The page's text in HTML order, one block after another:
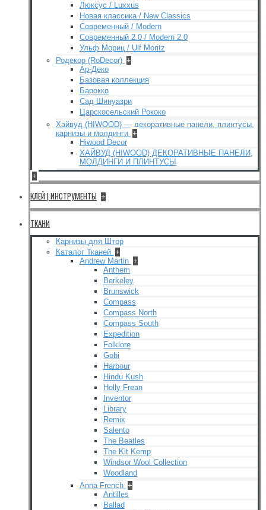
Люксус / Luxxus
Новая классика / New Classics
Современный / Modern
Современный 2.0 / Modern 2.0
Ульф Мориц / Ulf Moritz
Родекор (RoDecor) +
Ар-Деко
Базовая коллекция
Барокко
Сад Шинуазри
Царскосельский Рококо
Хайвуд (HIWOOD) — декоративные панели, плинтусы,
карнизы и молдинги +
Hiwood Decor
ХАЙВУД (HIWOOD) ДЕКОРАТИВНЫЕ ПАНЕЛИ,
МОЛДИНГИ И ПЛИНТУСЫ
+
КЛЕЙ | ИНСТРУМЕНТЫ +
ТКАНИ
Карнизы для Штор
Каталог Тканей +
Andrew Martin +
Anthem
Berkeley
Brunswick
Compass
Compass North
Compass South
Expedition
Folklore
Gobi
Harbour
Hindu Kush
Holly Frean
Inventor
Library
Remix
Salento
The Beatles
The Kit Kemp
Windsor Wool Collection
Woodland
Anna French +
Antilles
Ballad